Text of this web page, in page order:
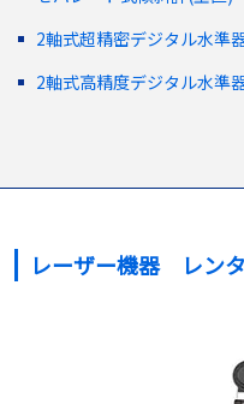
2軸式超精密デジタル水準
2軸式高精度デジタル水準
レーザー機器 レン